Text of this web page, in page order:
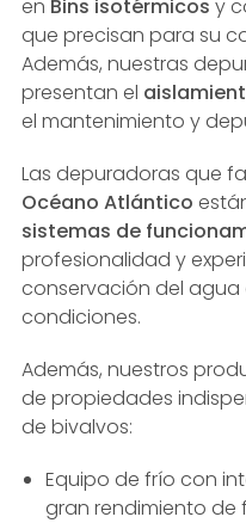
en Bins isotérmicos y
que precisan para su
Además, nuestras
presentan el
el mantenimiento y
Las depuradoras que
Océano Atlántico
sistemas de
profesionalidad y
conservación del
condiciones.
Además, nuestros
de propiedades
de bivalvos:
Equipo de frío con
gran rendimiento de